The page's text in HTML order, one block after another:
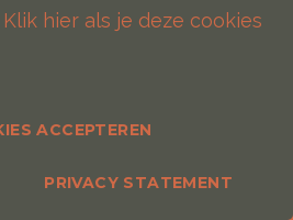
hier als je deze cookies
ACCEPTEREN
PRIVACY STATEMENT